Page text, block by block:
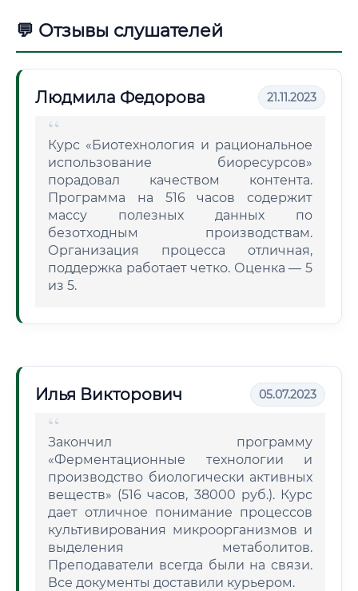
💬 Отзывы слушателей
Людмила Федорова 21.11.2023
Курс «Биотехнология и рациональное
использование биоресурсов»
порадовал качеством контента.
Программа на 516 часов содержит
массу полезных данных по
безотходным производствам.
Организация процесса отличная,
поддержка работает четко. Оценка — 5
из 5.
Илья Викторович 05.07.2023
Закончил программу
«Ферментационные технологии и
производство биологически активных
веществ» (516 часов, 38000 руб.). Курс
дает отличное понимание процессов
культивирования микроорганизмов и
выделения метаболитов.
Преподаватели всегда были на связи.
Все документы доставили курьером.